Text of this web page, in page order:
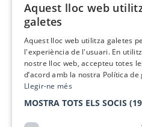
Política de cookies
Condicions d’ús
Comunicacions
Anuncia’t
Vull rebre la
Aquest lloc web
galetes
Aquest lloc web utilitza galetes
l'experiència de l'usuari. En
nostre lloc web, accepteu totes
d’acord amb la nostra Política de
Llegir-ne més
MOSTRA TOTS ELS SOCIS